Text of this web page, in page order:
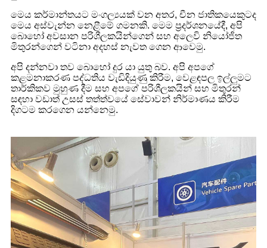
මෙය කර්මාන්තයට මංගල්‍යයක් වන අතර, චීන ජාතිකයෙකුටද
මෙය අස්වැන්න නෙළීමේ ගමනකි. මෙම ප්‍රදර්ශනයේදී, අපි
බොහෝ අවසාන පරිශීලකයින්ගෙන් සහ අලෙවි නියෝජිත
මිතුරන්ගෙන් වටිනා අදහස් නැවත ගෙන ආවෙමු.
අපි දන්නවා තව බොහෝ දුර යා යුතු බව. අපි අපගේ
කළමනාකරණ පද්ධතිය වැඩිදියුණු කිරීම, වෙළඳපල ඉල්ලුමට
තාර්කිකව මුහුණ දීම සහ අපගේ පරිශීලකයින් සහ මිතුරන්
සඳහා වඩාත් උසස් තත්ත්වයේ සේවාවන් නිර්මාණය කිරීම
දිගටම කරගෙන යන්නෙමු.